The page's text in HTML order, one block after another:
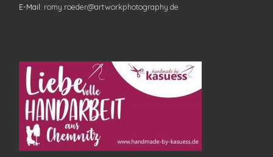
E-Mail: romy.roeder@artworkphotography.de